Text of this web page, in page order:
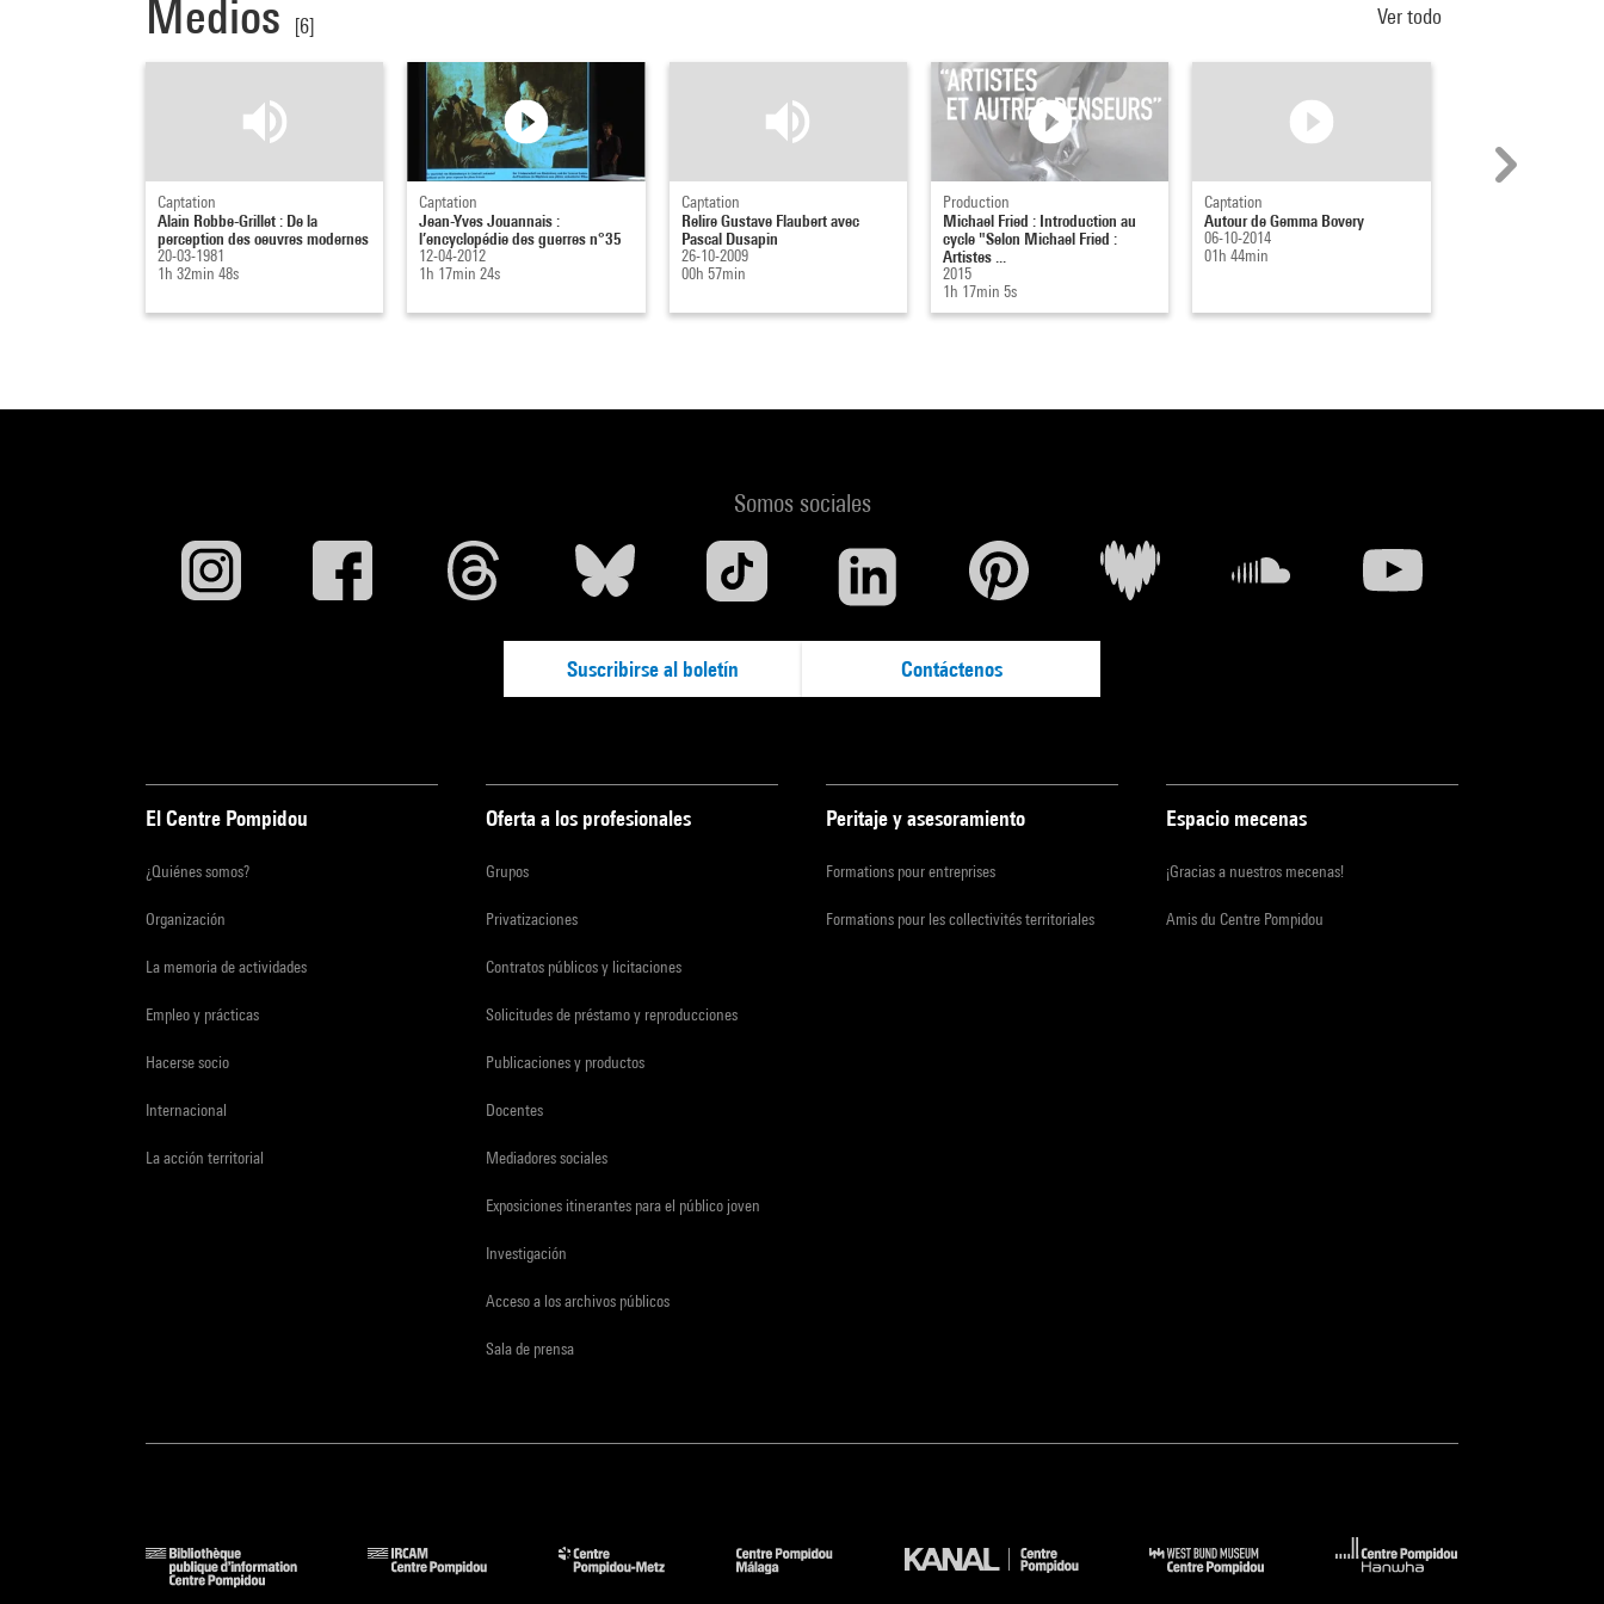
Medios [6] Ver todo
Captation
Alain Robbe-Grillet : De la
perception des oeuvres modernes
20-03-1981
1h 32min 48s
Captation
Jean-Yves Jouannais :
l’encyclopédie des guerres n°35
12-04-2012
1h 17min 24s
Captation
Relire Gustave Flaubert avec
Pascal Dusapin
26-10-2009
00h 57min
Production
Michael Fried : Introduction au
cycle "Selon Michael Fried :
Artistes ...
2015
1h 17min 5s
Captation
Autour de Gemma Bovery
06-10-2014
01h 44min
Somos sociales
Suscribirse al boletín Contáctenos
El Centre Pompidou
¿Quiénes somos?
Organización
La memoria de actividades
Empleo y prácticas
Hacerse socio
Internacional
La acción territorial
Oferta a los profesionales
Grupos
Privatizaciones
Contratos públicos y licitaciones
Solicitudes de préstamo y reproducciones
Publicaciones y productos
Docentes
Mediadores sociales
Exposiciones itinerantes para el público joven
Investigación
Acceso a los archivos públicos
Sala de prensa
Peritaje y asesoramiento
Formations pour entreprises
Formations pour les collectivités territoriales
Espacio mecenas
¡Gracias a nuestros mecenas!
Amis du Centre Pompidou